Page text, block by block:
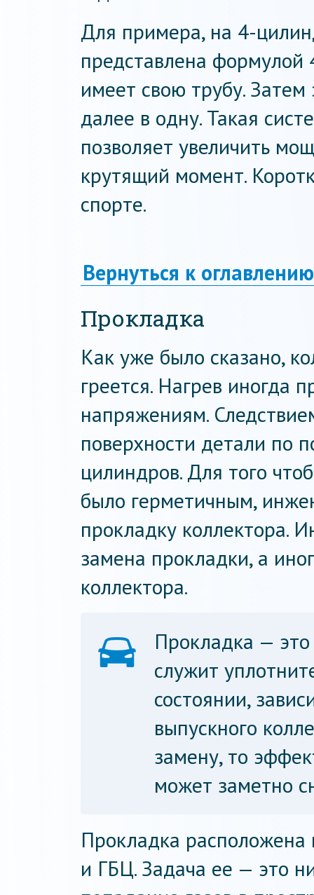
Для примера, на 4-
представлена
имеет свою трубу.
далее в одну. Такая
позволяет увеличить
крутящий момент.
спорте.
Вернуться к оглавлению
Прокладка
Как уже было сказано,
греется. Нагрев иногда
напряжениям.
поверхности детали по
цилиндров. Для того
было герметичным,
прокладку коллектора.
замена прокладки, а
коллектора.
Прокладка —
служит
состоянии,
выпускного
замену, то
может заметно
Прокладка
и ГБЦ. Задача ее — это